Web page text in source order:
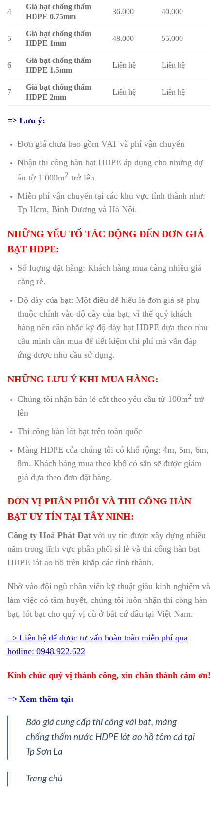
4
Giá bạt chống thấm
HDPE 0.75mm
36.000 40.000
5
Giá bạt chống thấm
HDPE 1mm
48.000 55.000
6
Giá bạt chống thấm
HDPE 1.5mm
Liên hệ Liên hệ
7
Giá bạt chống thấm
HDPE 2mm
Liên hệ Liên hệ
=> Lưu ý:
Đơn giá chưa bao gồm VAT và phí vận chuyển
Nhận thi công hàn bạt HDPE áp dụng cho những dự
án từ 1.000m2 trở lên.
Miễn phí vận chuyển tại các khu vực tỉnh thành như:
Tp Hcm, Bình Dương và Hà Nội.
NHỮNG YẾU TỐ TÁC ĐỘNG ĐẾN ĐƠN GIÁ
BẠT HDPE:
Số lượng đặt hàng: Khách hàng mua càng nhiều giá
càng rẻ.
Độ dày của bạt: Một điều dễ hiểu là đơn giá sẽ phụ
thuộc chính vào độ dày của bạt, vì thế quý khách
hàng nên cân nhắc kỹ độ dày bạt HDPE dựa theo nhu
cầu mình cần mua để tiết kiệm chi phí mà vẫn đáp
ứng được nhu cầu sử dụng.
NHỮNG LƯU Ý KHI MUA HÀNG:
Chúng tôi nhận bán lẻ cắt theo yêu cầu từ 100m2 trở
lên
Thi công hàn lót bạt trên toàn quốc
Màng HDPE của chúng tôi có khổ rộng: 4m, 5m, 6m,
8m. Khách hàng mua theo khổ có sẵn sẽ được giảm
giá dựa theo đơn đặt hàng.
ĐƠN VỊ PHÂN PHỐI VÀ THI CÔNG HÀN
BẠT UY TÍN TẠI TÂY NINH:
Công ty Hoà Phát Đạt với uy tín được xây dựng nhiều
năm trong lĩnh vực phân phối sỉ lẻ và thi công hàn bạt
HDPE lót ao hồ trên khắp các tỉnh thành.
Nhờ vào đội ngũ nhân viên kỹ thuật giàu kinh nghiệm và
làm việc có tâm huyết, chúng tôi luôn nhận thi công hàn
bạt, lót bạt cho quý vị dù ở bất cứ đâu tại Việt Nam.
=> Liên hệ để được tư vấn hoàn toàn miễn phí qua
hotline: 0948.922.622
Kính chúc quý vị thành công, xin chân thành cảm ơn!
=> Xem thêm tại:
Báo giá cung cấp thi công vải bạt, màng
chống thấm nước HDPE lót ao hồ tôm cá tại
Tp Sơn La
Trang chủ